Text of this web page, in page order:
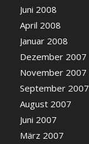
Juni 2008
April 2008
Januar 2008
Dezember 2007
November 2007
September 2007
August 2007
Juni 2007
März 2007